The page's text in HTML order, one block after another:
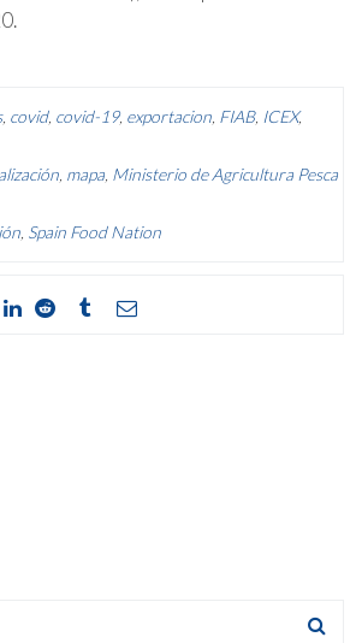
, covid, covid-19, exportacion FIAB, ICEX,
mapa Ministerio de Agricultura Pesca
Spain Food Nation